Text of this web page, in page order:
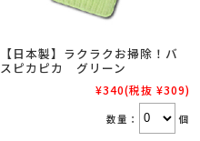
【日本製】ラクラクお掃除！バ
スピカピカ グリーン
¥340(税抜 ¥309)
数量： 個